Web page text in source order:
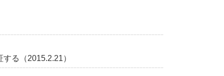
る（2015.2.21）